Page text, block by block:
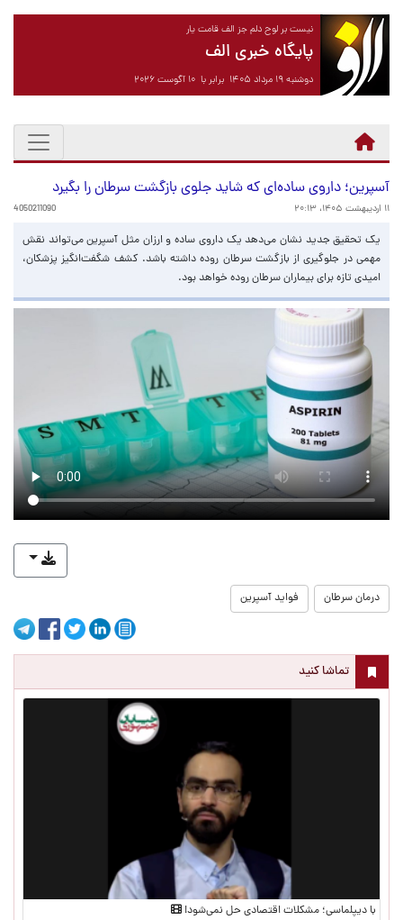
نیست بر لوح دلم جز الف قامت یار
پایگاه خبری الف
دوشنبه ۱۹ مرداد ۱۴۰۵ برابر با ۱۰ آگوست ۲۰۲۶
آسپرین؛ داروی ساده‌ای که شاید جلوی بازگشت سرطان را بگیرد
۱۱ اردیبهشت ۱۴۰۵، ۲۰:۱۳ 4050211090
یک تحقیق جدید نشان می‌دهد یک داروی ساده و ارزان مثل آسپرین می‌تواند نقش
مهمی در جلوگیری از بازگشت سرطان روده داشته باشد. کشف شگفت‌انگیز پزشکان،
امیدی تازه برای بیماران سرطان روده خواهد بود.
درمان سرطان فواید آسپرین
تماشا کنید
با دیپلماسی؛ مشکلات اقتصادی حل نمی‌شود!